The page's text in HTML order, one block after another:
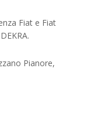
Fiat e Fiat
Pianore,